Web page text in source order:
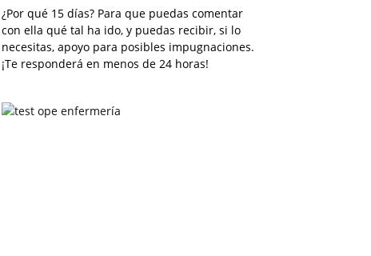
¿Por qué 15 días? Para que puedas comentar
con ella qué tal ha ido, y puedas recibir, si lo
necesitas, apoyo para posibles impugnaciones.
¡Te responderá en menos de 24 horas!